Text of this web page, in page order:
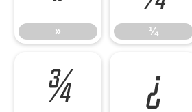
» ¼
¾ ¿